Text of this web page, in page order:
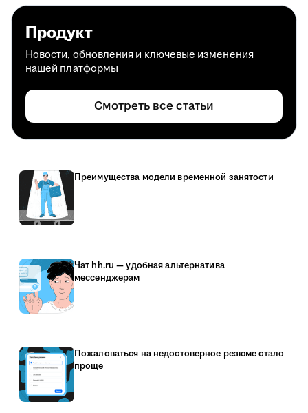
Продукт
Новости, обновления и ключевые изменения
нашей платформы
Смотреть все статьи
Преимущества модели временной занятости
Чат hh.ru — удобная альтернатива
мессенджерам
Пожаловаться на недостоверное резюме стало
проще